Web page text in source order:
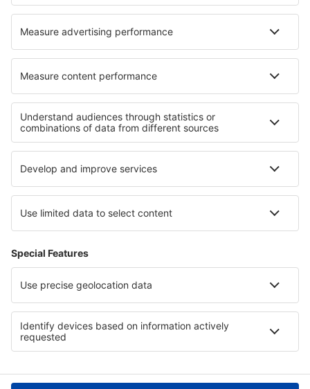
Cazare în Kuralase Cazare în Den Bosch
Cele mai bune locuri de cazare - regiuni
Cazare in Val Gardena Cazare în Riviera Veneţiană
Cazare in Umbria Cazare pe Coasta Rimini
Cazare in Italian Alps Cazare in Bavarian Alps
Cazare in Ruse Cazare in La Amistad International Park